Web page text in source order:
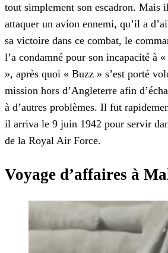
tout simplement son escadron. Mais
attaquer un avion ennemi, qu’il a
sa victoire dans ce combat, le
l’a condamné pour son incapacité à
», après quoi « Buzz » s’est porté
mission hors d’Angleterre afin
à d’autres problèmes. Il fut
il arriva le 9 juin 1942 pour servir
de la Royal Air Force.
Voyage d’affaires à